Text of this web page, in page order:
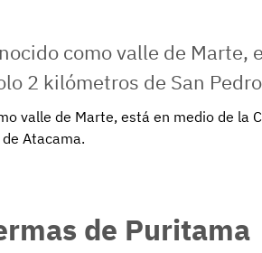
valle de Marte, está en medio de la
Atacama.
de Puritama